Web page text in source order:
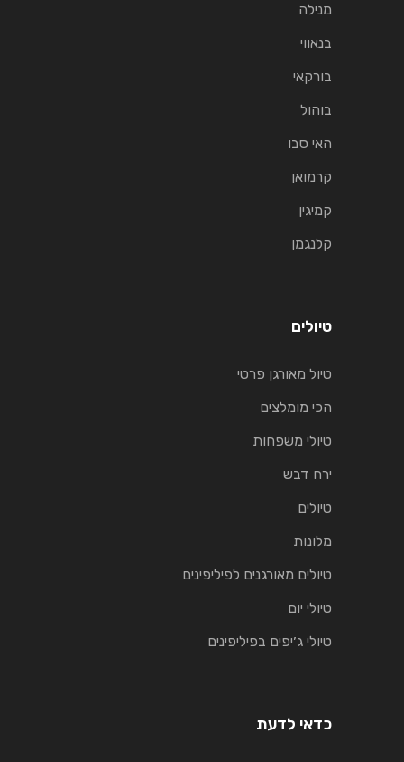
מנילה
בנאווי
בורקאי
בוהול
האי סבו
קרמואן
קמיגין
קלנגמן
טיולים
טיול מאורגן פרטי
הכי מומלצים
טיולי משפחות
ירח דבש
טיולים
מלונות
טיולים מאורגנים לפיליפינים
טיולי יום
טיולי ג׳יפים בפיליפינים
כדאי לדעת